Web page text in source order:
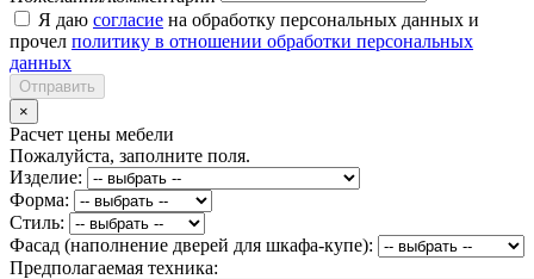
Я даю согласие на обработку персональных данных и
прочел политику в отношении обработки персональных
данных
Отправить
×
Расчет цены мебели
Пожалуйста, заполните поля.
Изделие:
Форма:
Стиль:
Фасад (наполнение дверей для шкафа-купе):
Предполагаемая техника: